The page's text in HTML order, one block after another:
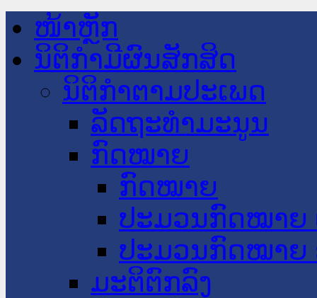
ໜ້າຫຼັກ
ນິຕິກໍາມີຜົນສັກສິດ
ນິຕິກໍາຕາມປະເພດ
ລັດຖະທໍາມະນູນ
ກົດໝາຍ
ກົດໝາຍ
ປະມວນກົດໝາຍ
ປະມວນກົດໝາຍ
ມະຕິຕົກລົງ